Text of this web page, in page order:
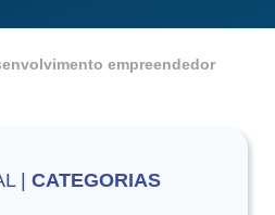
empreendedor
|CATEGORIAS